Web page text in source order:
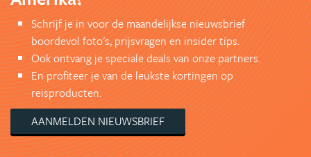
Schrijf je in voor de maandelijkse nieuwsbrief
boordevol foto's, prijsvragen en insider tips.
Ook ontvang je speciale deals van onze partners.
En profiteer je van de leukste kortingen op
reisproducten.
AANMELDEN NIEUWSBRIEF